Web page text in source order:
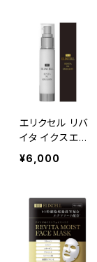
エリクセル リバ
イタ イクスエマ
ルジョン 50ml
¥6,000